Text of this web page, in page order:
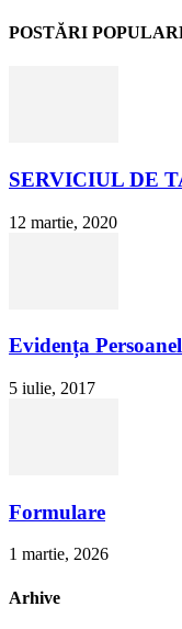
POSTĂRI
SERVICIUL DE
12 martie, 2020
Evidența
5 iulie, 2017
Formulare
1 martie, 2026
Arhive